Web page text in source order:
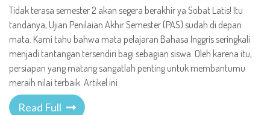
Tidak terasa semester 2 akan segera berakhir ya Sobat Latis! Itu
tandanya, Ujian Penilaian Akhir Semester (PAS) sudah di depan
mata. Kami tahu bahwa mata pelajaran Bahasa Inggris seringkali
menjadi tantangan tersendiri bagi sebagian siswa. Oleh karena itu,
persiapan yang matang sangatlah penting untuk membantumu
meraih nilai terbaik. Artikel ini
Read Full